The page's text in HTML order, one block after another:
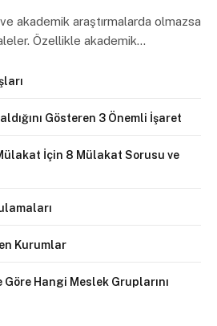
akademik araştırmalarda olmazsa
Özellikle akademik…
Gösteren 3 Önemli İşaret
İçin 8 Mülakat Sorusu ve
Kurumlar
Hangi Meslek Gruplarını